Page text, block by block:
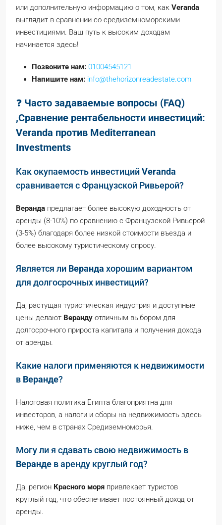
или дополнительную информацию о том, как Veranda
выглядит в сравнении со средиземноморскими
инвестициями. Ваш путь к высоким доходам
начинается здесь!
Позвоните нам: 01004545121
Напишите нам: info@thehorizonreadestate.com
❓ Часто задаваемые вопросы (FAQ)
,Сравнение рентабельности инвестиций:
Veranda против Mediterranean
Investments
Как окупаемость инвестицийVeranda
сравнивается с Французской Ривьерой?
Веранда предлагает более высокую доходность от
аренды (8-10%) по сравнению с Французской Ривьерой
(3-5%) благодаря более низкой стоимости въезда и
более высокому туристическому спросу.
Является ли Веранда хорошим вариантом
для долгосрочных инвестиций?
Да, растущая туристическая индустрия и доступные
цены делают Веранду отличным выбором для
долгосрочного прироста капитала и получения дохода
от аренды.
Какие налоги применяются к недвижимости
в Веранде?
Налоговая политика Египта благоприятна для
инвесторов, а налоги и сборы на недвижимость здесь
ниже, чем в странах Средиземноморья.
Могу ли я сдавать свою недвижимость в
Веранде в аренду круглый год?
Да, регион Красного моря привлекает туристов
круглый год, что обеспечивает постоянный доход от
аренды.